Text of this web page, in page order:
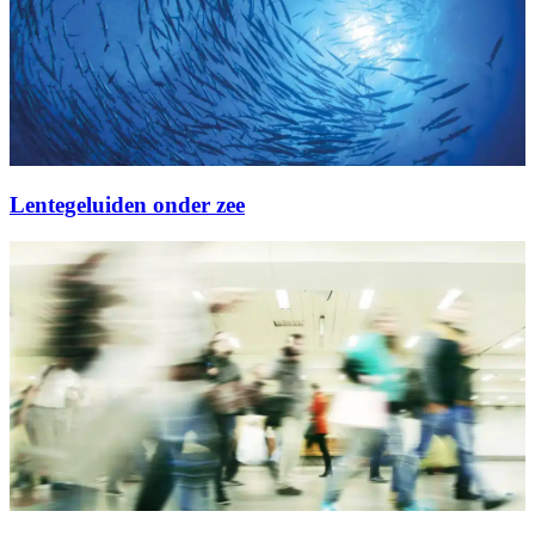
Lentegeluiden onder zee